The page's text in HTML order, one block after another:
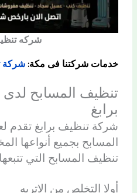
شركه
خدمات شركتنا فى مكة:شركة
تنظيف المسابح
برابغ
شركة تنظيف برابغ تقدم
المسابح بجميع أنواعها
تنظيف المسابح التي
أولا التخلص من الاتربه